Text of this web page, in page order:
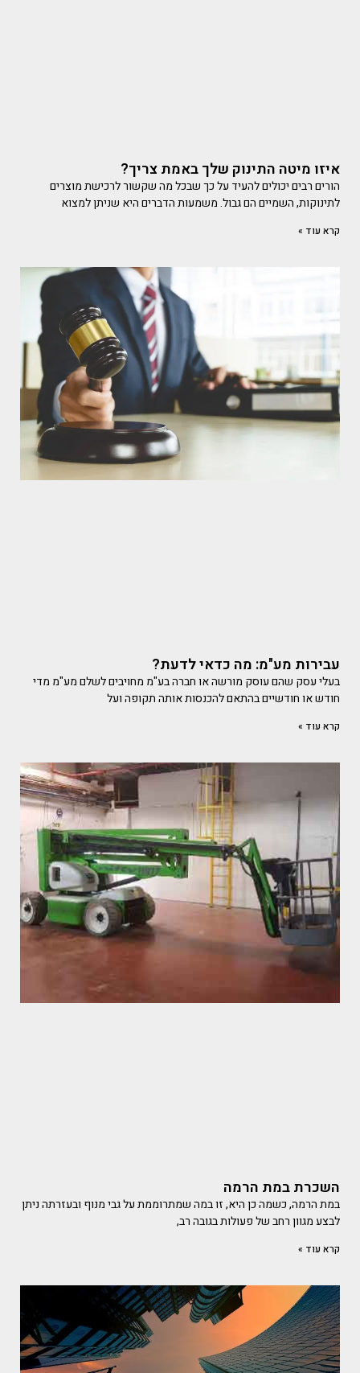
איזו מיטה התינוק שלך באמת צריך?
הורים רבים יכולים להעיד על כך שבכל מה שקשור לרכישת מוצרים
לתינוקות, השמיים הם גבול. משמעות הדברים היא שניתן למצוא
קרא עוד »
עבירות מע"מ: מה כדאי לדעת?
בעלי עסק שהם עוסק מורשה או חברה בע"מ מחויבים לשלם מע"מ מדי
חודש או חודשיים בהתאם להכנסות אותה תקופה ועל
קרא עוד »
השכרת במת הרמה
במת הרמה, כשמה כן היא, זו במה שמתרוממת על גבי מנוף ובעזרתה ניתן
לבצע מגוון רחב של פעולות בגובה רב,
קרא עוד »